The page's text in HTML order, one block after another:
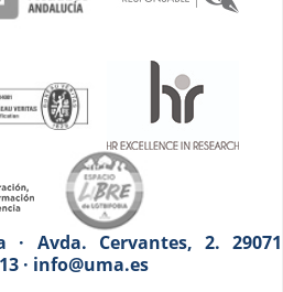
· Avda. Cervantes, 2. 29071
· info@uma.es